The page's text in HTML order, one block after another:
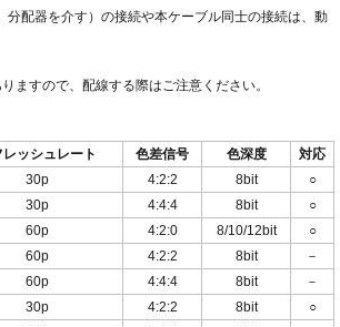
分配器を介す）の接続や本ケーブル同士の接続は、動
ますので、配線する際はご注意ください。
レッシュレート 色差信号 色深度
対応
30p 4:2:2 8bit
○
30p 4:4:4 8bit
○
60p 4:2:0 8/10/12bit
○
60p 4:2:2 8bit
－
60p 4:4:4 8bit
－
30p 4:2:2 8bit
○